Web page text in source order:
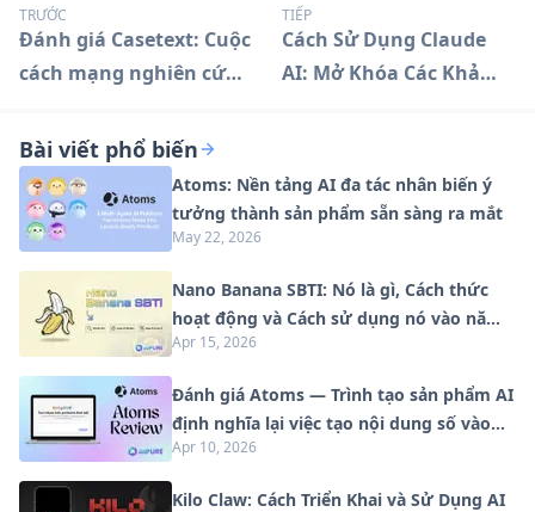
TRƯỚC
Đánh giá Casetext: Cuộc
cách mạng nghiên cứu
AI
TIẾP
Cách Sử Dụng Claude
AI: Mở Khóa Các Khả
Bài viết phổ biến
Atoms: Nền tảng AI đa tác nhân biến ý
tưởng thành sản phẩm sẵn sàng ra mắt
May 22, 2026
Nano Banana SBTI: Nó là gì, Cách thức
hoạt động và Cách sử dụng nó vào năm
2026
Apr 15, 2026
Đánh giá Atoms — Trình tạo sản phẩm AI
định nghĩa lại việc tạo nội dung số vào
năm 2026
Apr 10, 2026
Kilo Claw: Cách Triển Khai và Sử Dụng AI